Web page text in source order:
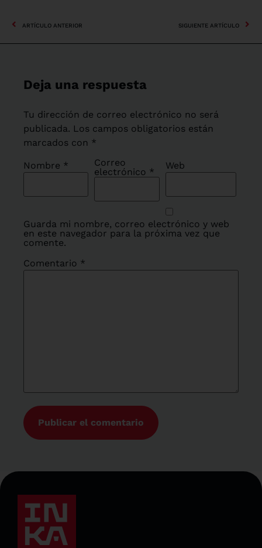
ARTÍCULO ANTERIOR SIGUIENTE ARTÍCULO
Deja una respuesta
Tu dirección de correo electrónico no será
publicada. Los campos obligatorios están
marcados con *
Nombre *
Correo
electrónico *
Web
Guarda mi nombre, correo electrónico y web
en este navegador para la próxima vez que
comente.
Comentario *